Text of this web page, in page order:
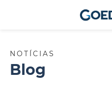
NOTÍCIAS
Blog